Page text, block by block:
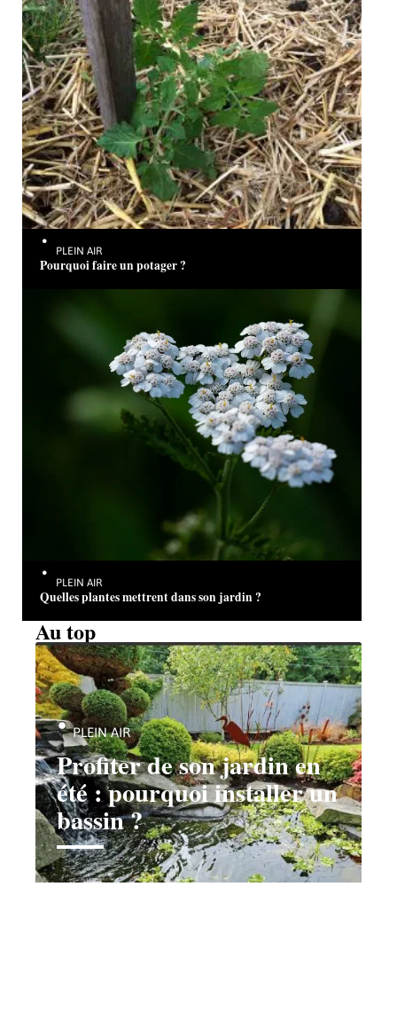
PLEIN AIR
Pourquoi faire un potager ?
PLEIN AIR
Quelles plantes mettrent dans son jardin ?
Au top
Profiter de son jardin en
été : pourquoi installer un
bassin ?
PLEIN AIR